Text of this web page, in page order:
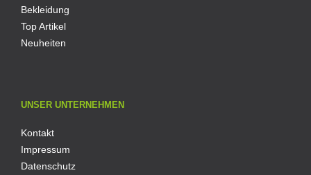
Bekleidung
Top Artikel
Neuheiten
UNSER UNTERNEHMEN
Kontakt
Impressum
Datenschutz